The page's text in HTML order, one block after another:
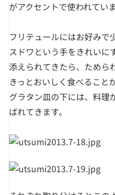
がアクセントで使われてい
フリテュールにはお好みで
スドワという手をきれいに
添えられてきたら、ためら
きっとおいしく食べること
グラタン皿の下には、料理
ばれてきます。